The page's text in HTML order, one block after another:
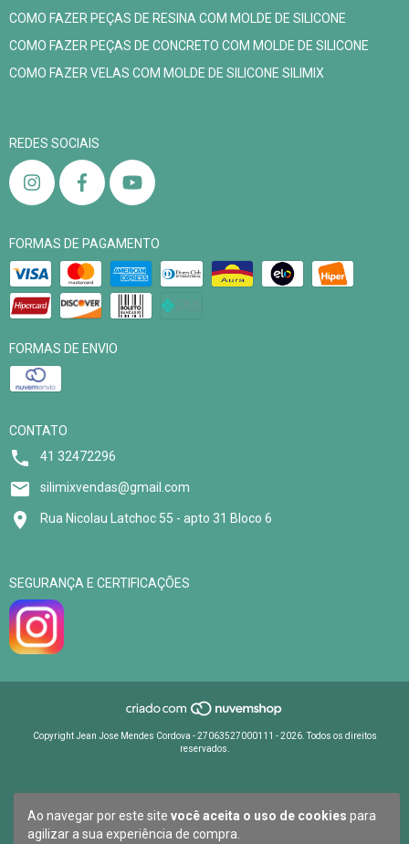
Ao navegar por este site você aceita o uso de cookies para
agilizar a sua experiência de compra.
COMO FAZER PEÇAS DE RESINA COM MOLDE DE SILICONE
COMO FAZER PEÇAS DE CONCRETO COM MOLDE DE SILICONE
COMO FAZER VELAS COM MOLDE DE SILICONE SILIMIX
REDES SOCIAIS
FORMAS DE PAGAMENTO
FORMAS DE ENVIO
CONTATO
41 32472296
silimixvendas@gmail.com
Rua Nicolau Latchoc 55 - apto 31 Bloco 6
SEGURANÇA E CERTIFICAÇÕES
Copyright Jean Jose Mendes Cordova - 27063527000111 - 2026. Todos os direitos
reservados.